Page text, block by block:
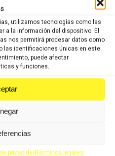
utilizamos tecnologías como las
a la información del dispositivo. El
nos permitirá procesar datos como
las identificaciones únicas en este
puede afectar
y funciones.
privacidadTérminos legales
viernes de 8:00 a 14:00 y
2, 08530